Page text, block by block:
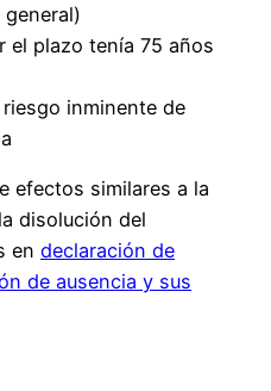
el plazo tenía 75 años
inminente de
efectos similares a la
disolución del
en declaración de
de ausencia y sus